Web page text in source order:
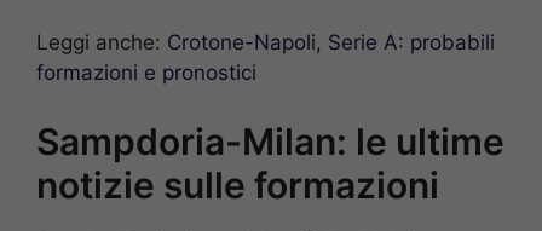
Leggi anche: Crotone-Napoli, Serie A: probabili
formazioni e pronostici
Sampdoria-Milan: le ultime
notizie sulle formazioni